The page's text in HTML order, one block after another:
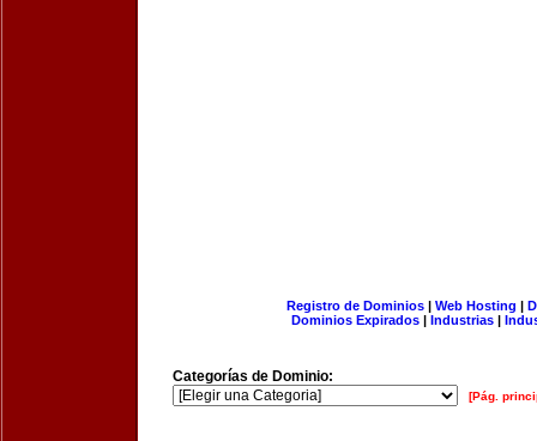
Registro de Dominios| Web Hosting |
Dominios Expirados | Industrias |
Categorías de Dominio:
[Pág.